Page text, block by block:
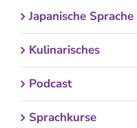
Japanische Sprache
Kulinarisches
Podcast
Sprachkurse